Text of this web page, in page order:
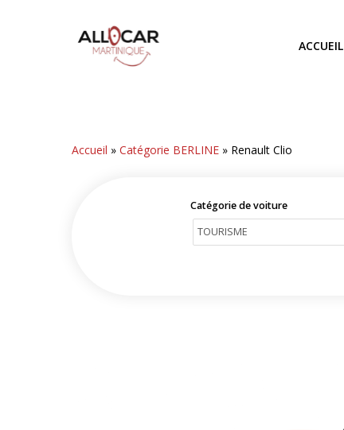
ACCUEIL
Accueil »Catégorie BERLINE » Renault Clio
Catégorie de voiture